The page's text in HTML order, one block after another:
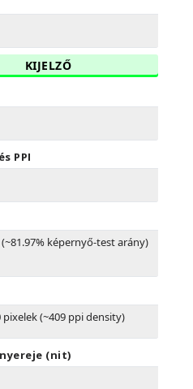
KIJELZŐ
PPI
képernyő-test arány)
pixelek (~409 ppi density)
(nit)